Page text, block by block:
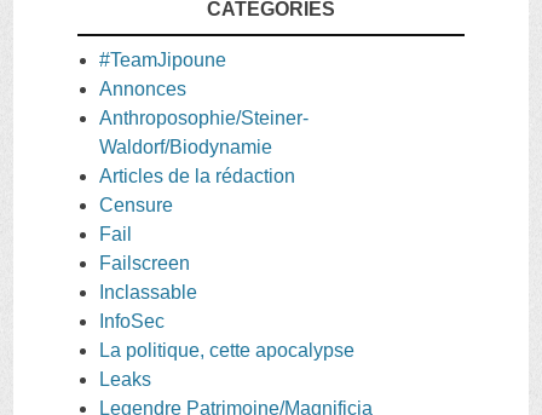
CATÉGORIES
#TeamJipoune
Annonces
Anthroposophie/Steiner-
Waldorf/Biodynamie
Articles de la rédaction
Censure
Fail
Failscreen
Inclassable
InfoSec
La politique, cette apocalypse
Leaks
Legendre Patrimoine/Magnificia